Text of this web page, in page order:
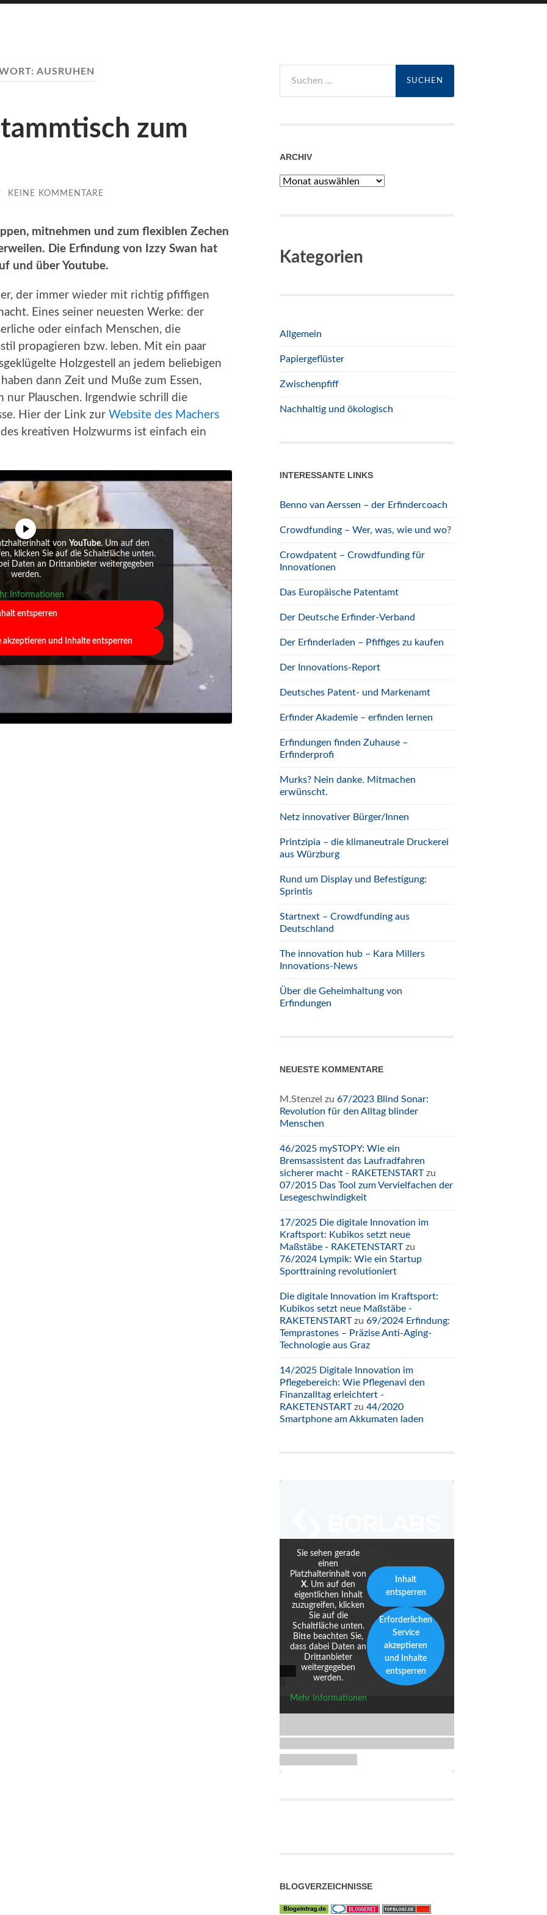
AUSRUHEN
zum
KEINE KOMMENTARE
mitnehmen und zum flexiblen Zechen
Die Erfindung von Izzy Swan hat
und über Youtube.
der immer wieder mit richtig pfiffigen
Eines seiner neuesten Werke: der
oder einfach Menschen, die
propagieren bzw. leben. Mit ein paar
Holzgestell an jedem beliebigen
dann Zeit und Muße zum Essen,
nur Plauschen. Irgendwie schrill die
Hier der Link zur Website des Machers
kreativen Holzwurms ist einfach ein
von YouTube. Um auf den
klicken Sie auf die Schaltfläche unten.
Daten an Drittanbieter weitergegeben
werden.
Informationen
entsperren
akzeptieren und Inhalte entsperren
nach:
ARCHIV
Archiv
Kategorien
Allgemein
Papiergeflüster
Zwischenpfiff
Nachhaltig und ökologisch
INTERESSANTE LINKS
Benno van Aerssen – der Erfindercoach
Crowdfunding – Wer, was, wie und wo?
Crowdpatent – Crowdfunding für
Innovationen
Das Europäische Patentamt
Der Deutsche Erfinder-Verband
Der Erfinderladen – Pfiffiges zu kaufen
Der Innovations-Report
Deutsches Patent- und Markenamt
Erfinder Akademie – erfinden lernen
Erfindungen finden Zuhause –
Erfinderprofi
Murks? Nein danke. Mitmachen
erwünscht.
Netz innovativer Bürger/Innen
Printzipia – die klimaneutrale Druckerei
aus Würzburg
Rund um Display und Befestigung:
Sprintis
Startnext – Crowdfunding aus
Deutschland
The innovation hub – Kara Millers
Innovations-News
Über die Geheimhaltung von
Erfindungen
NEUESTE KOMMENTARE
M.Stenzel zu 67/2023 Blind Sonar:
Revolution für den Alltag blinder
Menschen
46/2025 mySTOPY: Wie ein
Bremsassistent das Laufradfahren
sicherer macht - RAKETENSTARTzu
07/2015 Das Tool zum Vervielfachen der
Lesegeschwindigkeit
17/2025 Die digitale Innovation im
Kraftsport: Kubikos setzt neue
Maßstäbe - RAKETENSTARTzu
76/2024 Lympik: Wie ein Startup
Sporttraining revolutioniert
Die digitale Innovation im Kraftsport:
Kubikos setzt neue Maßstäbe -
RAKETENSTARTzu 69/2024 Erfindung:
Temprastones – Präzise Anti-Aging-
Technologie aus Graz
14/2025 Digitale Innovation im
Pflegebereich: Wie Pflegenavi den
Finanzalltag erleichtert -
RAKETENSTARTzu 44/2020
Smartphone am Akkumaten laden
Sie sehen gerade
einen
Platzhalterinhalt von
X. Um auf den
eigentlichen Inhalt
zuzugreifen, klicken
Sie auf die
Schaltfläche unten.
Bitte beachten Sie,
dass dabei Daten an
Drittanbieter
weitergegeben
werden.
Mehr Informationen
Inhalt
entsperren
Erforderlichen
Service
akzeptieren
und Inhalte
entsperren
BLOGVERZEICHNISSE